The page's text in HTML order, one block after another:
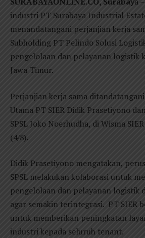
industri PT Surabaya Industrial
menandatangani perjanjian kerja
Subholding PT Pelindo Solusi
pengelolaan dan pelayanan logistik
Jawa Timur.
Perjanjian kerja sama
Utama PT SIER Didik Prasetiyono
SPSL Joko Noerhudha, di Wisma
(4/8).
Didik Prasetiyono mengatakan,
SPSL melakukan kolaborasi untuk
pengelolaan dan pelayanan logistik
agar semakin terintegrasi. PT SIER
untuk memberikan peningkatan
industri kepada seluruh tenant.